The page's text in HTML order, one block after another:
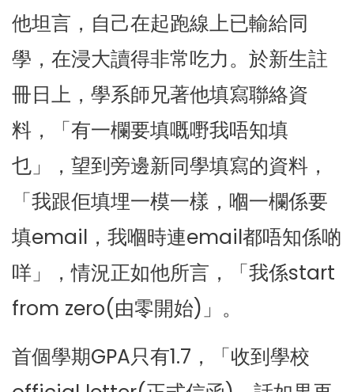
他坦言，自己在起跑線上已輸給同
學，在浸大讀得非常吃力。於新生註
冊日上，學系師兄著他填寫聯絡資
料，「有一欄要填嘅嘢我唔知填
乜」，望到旁邊新同學填寫的資料，
「我跟佢填埋一模一樣，嗰一欄係要
填email，我嗰時連email都唔知係啲
咩」，情況正如他所言，「我係start
from zero(由零開始)」。
首個學期GPA只有1.7，「收到學校